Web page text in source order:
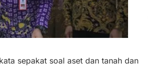
sepakat soal aset dan tanah dan